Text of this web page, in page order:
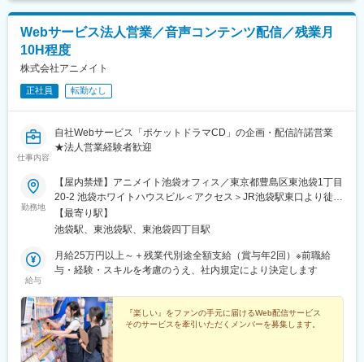
Webサービス法人営業／音声コンテンツ配信／残業月
10H程度
株式会社アニメイト
正社員 転勤なし
仕事内容
自社Webサービス「ポケットドラマCD」の企画・配信許諾営業
★法人営業経験者歓迎
勤務地
【屋内禁煙】アニメイト池袋オフィス／東京都豊島区東池袋1丁目
20-2 池袋ホワイトハウスビル＜アクセス＞JR池袋駅東口より徒歩
10分
【最寄り駅】
池袋駅、東池袋駅、東池袋四丁目駅
給与
月給25万円以上～＋残業代別途全額支給（賞与年2回）※前職給
与・経験・スキルを考慮のうえ、社内規定により決定します
『楽しい』をファンの手元に届けるWeb配信サービス
そのサービスを牽引いただくメンバーを募集します。